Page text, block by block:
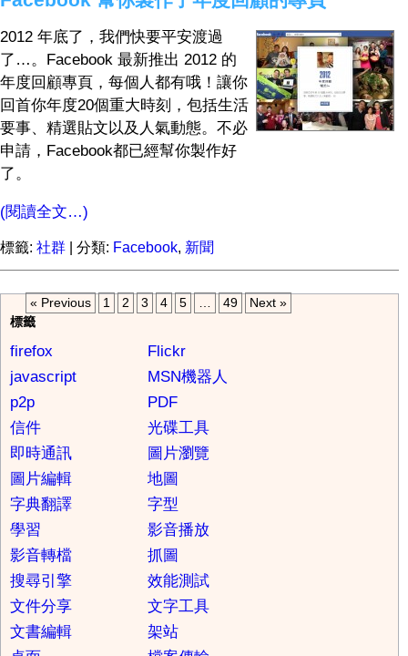
2012 年底了，我們快要平安渡過
了…。Facebook 最新推出 2012 的
年度回顧專頁，每個人都有哦！讓你
回首你年度20個重大時刻，包括生活
要事、精選貼文以及人氣動態。不必
申請，Facebook都已經幫你製作好
了。
(閱讀全文…)
標籤: 社群 | 分類: Facebook, 新聞
« Previous 1 2 3 4 5 49
Next »
標籤
firefox
Flickr
javascript
MSN機器人
p2p
PDF
信件
光碟工具
即時通訊
圖片瀏覽
圖片編輯
地圖
字典翻譯
字型
學習
影音播放
影音轉檔
抓圖
搜尋引擎
效能測試
文件分享
文字工具
文書編輯
架站